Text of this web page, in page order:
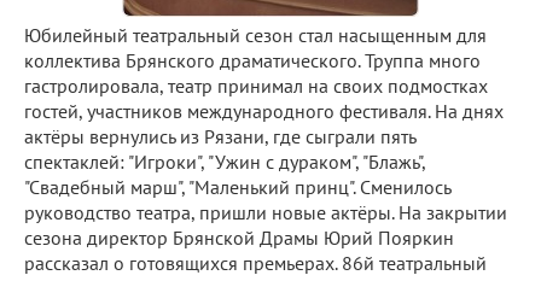
Юбилейный театральный сезон стал насыщенным для
коллектива Брянского драматического. Труппа много
гастролировала, театр принимал на своих подмостках
гостей, участников международного фестиваля. На днях
актёры вернулись из Рязани, где сыграли пять
спектаклей: "Игроки", "Ужин с дураком", "Блажь",
"Свадебный марш", "Маленький принц". Сменилось
руководство театра, пришли новые актёры. На закрытии
сезона директор Брянской Драмы Юрий Пояркин
рассказал о готовящихся премьерах. 86й театральный